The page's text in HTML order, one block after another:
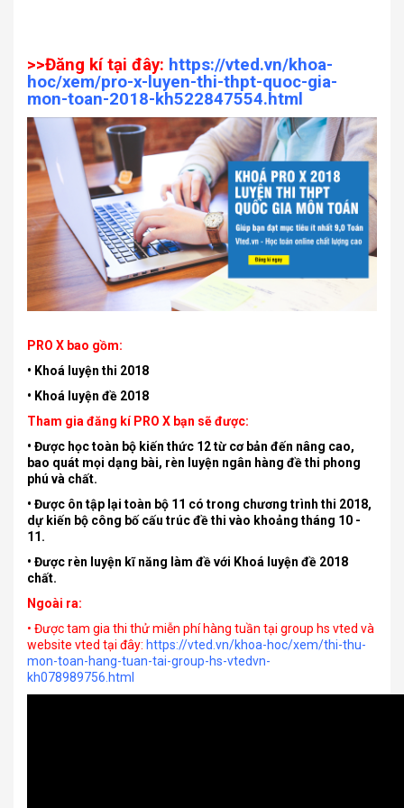
>>Đăng kí tại đây: https://vted.vn/khoa-
hoc/xem/pro-x-luyen-thi-thpt-quoc-gia-
mon-toan-2018-kh522847554.html
PRO X bao gồm:
• Khoá luyện thi 2018
• Khoá luyện đề 2018
Tham gia đăng kí PRO X bạn sẽ được:
• Được học toàn bộ kiến thức 12 từ cơ bản đến nâng cao,
bao quát mọi dạng bài, rèn luyện ngân hàng đề thi phong
phú và chất.
• Được ôn tập lại toàn bộ 11 có trong chương trình thi 2018,
dự kiến bộ công bố cấu trúc đề thi vào khoảng tháng 10 -
11.
• Được rèn luyện kĩ năng làm đề với Khoá luyện đề 2018
chất.
Ngoài ra:
• Được tam gia thi thử miễn phí hàng tuần tại group hs vted và
website vted tại đây: https://vted.vn/khoa-hoc/xem/thi-thu-
mon-toan-hang-tuan-tai-group-hs-vtedvn-
kh078989756.html